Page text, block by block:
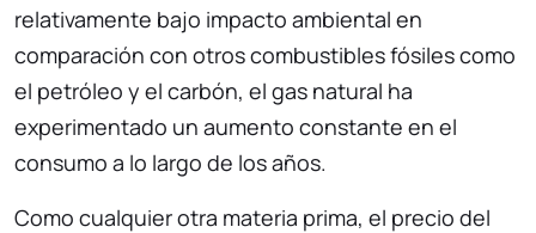
relativamente bajo impacto ambiental en
comparación con otros combustibles fósiles como
el petróleo y el carbón, el gas natural ha
experimentado un aumento constante en el
consumo a lo largo de los años.
Como cualquier otra materia prima, el precio del